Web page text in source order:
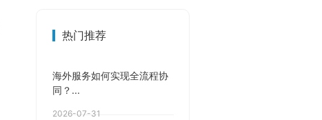
热门推荐
海外服务如何实现全流程协
同？...
2026-07-31